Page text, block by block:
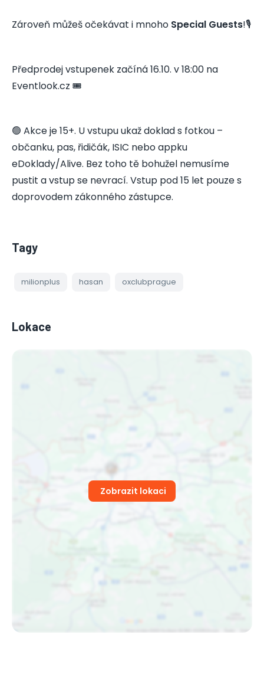
Zároveň můžeš očekávat i mnoho Special Guests!🎙️
Předprodej vstupenek začíná 16.10. v 18:00 na
Eventlook.cz 🎟️
🟢 Akce je 15+. U vstupu ukaž doklad s fotkou –
občanku, pas, řidičák, ISIC nebo appku
eDoklady/Alive. Bez toho tě bohužel nemusíme
pustit a vstup se nevrací. Vstup pod 15 let pouze s
doprovodem zákonného zástupce.
Tagy
milionplus hasan oxclubprague
Lokace
Zobrazit lokaci